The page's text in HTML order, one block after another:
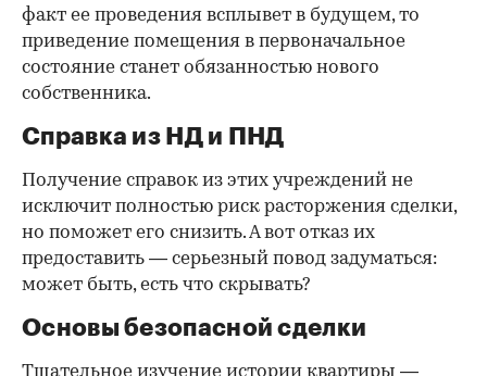
факт ее проведения всплывет в будущем, то
приведение помещения в первоначальное
состояние станет обязанностью нового
собственника.
Справка из НД и ПНД
Получение справок из этих учреждений не
исключит полностью риск расторжения сделки,
но поможет его снизить. А вот отказ их
предоставить — серьезный повод задуматься:
может быть, есть что скрывать?
Основы безопасной сделки
Тщательное изучение истории квартиры —